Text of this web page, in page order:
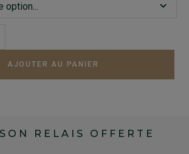
AJOUTER AU PANIER
RELAIS OFFERTE